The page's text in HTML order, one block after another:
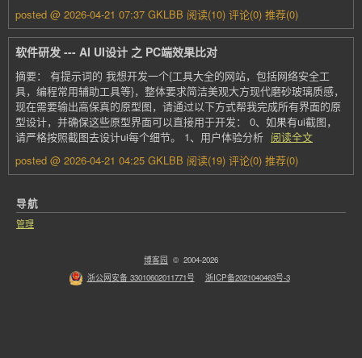
导航
管理
posted @ 2026-04-21 07:37 GKLBB 阅读(10) 评论(0) 推荐(0)
软件研发 --- AI UI设计 之 PC端效果比对
摘要： 有提示词的 我想开发一个{工具大全的网站，包括网络安全工
具，编程常用辅助工具等}，整体要求简洁美观大方现代磨砂玻璃质感，
现在需要输出高保真的原型图，请通过以下方式帮我完成所有界面的原
型设计，并确保这些原型界面可以直接用于开发： 0、如果有ui截图，
请严格按照截图去设计ui每个细节。 1、用户体验分析 阅读全文
posted @ 2026-04-21 04:25 GKLBB 阅读(19) 评论(0) 推荐(0)
博客园 © 2004-2026
浙公网安备 33010602011771号
浙ICP备2021040463号-3